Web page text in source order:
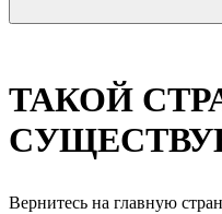
ТАКОЙ
Вернитесь на главную